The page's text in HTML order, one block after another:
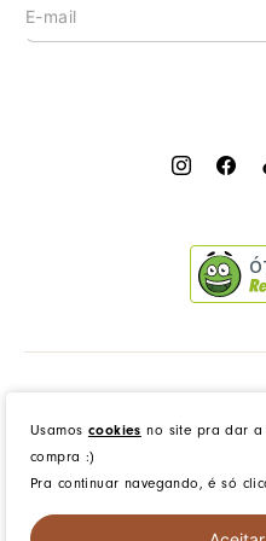
Usamos cookies no site pra dar a
compra :)
Pra continuar navegando, é só
created by